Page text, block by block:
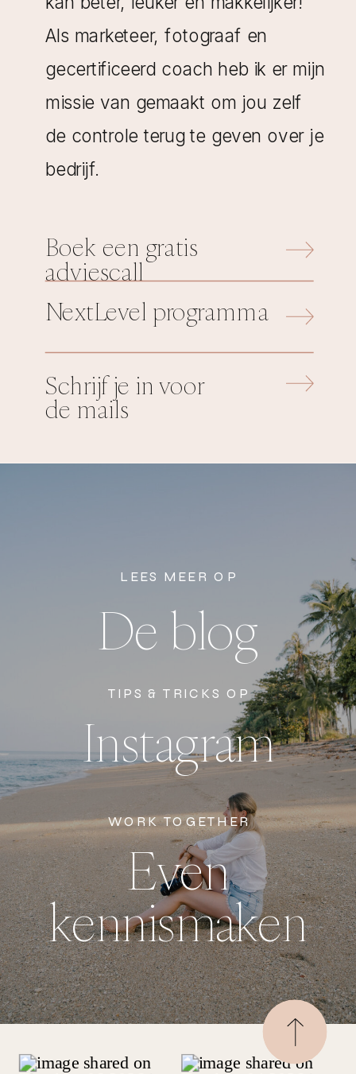
Als marketeer, fotograaf en
gecertificeerd coach heb ik er mijn
missie van gemaakt om jou zelf
de controle terug te geven over je
bedrijf.
Boek een gratis
adviescall
NextLevel programma
Schrijf je in voor
de mails
LEES MEER OP
De blog
TIPS & TRICKS OP
Instagram
WORK TOGETHER
Even
kennismaken